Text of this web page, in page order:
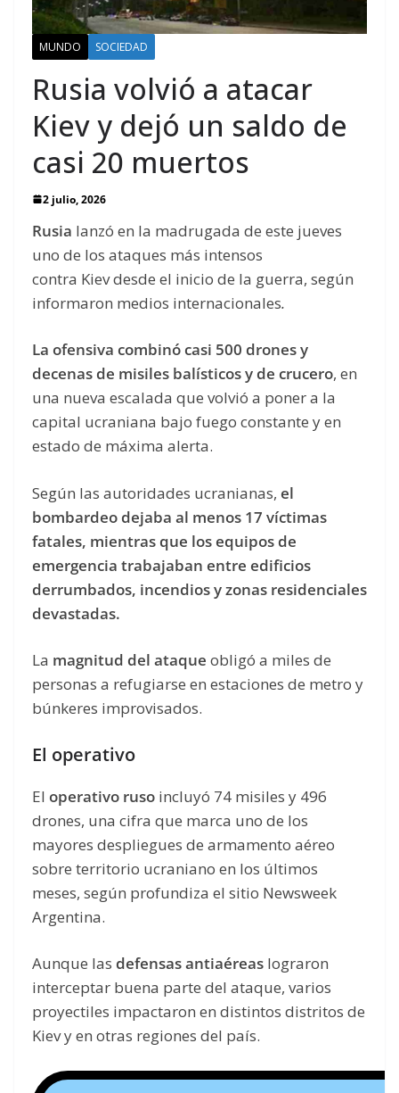
MUNDO SOCIEDAD
Rusia volvió a atacar
Kiev y dejó un saldo de
casi 20 muertos
2 julio, 2026
Rusia lanzó en la madrugada de este jueves
uno de los ataques más intensos
contra Kiev desde el inicio de la guerra, según
informaron medios internacionales.
La ofensiva combinó casi 500 drones y
decenas de misiles balísticos y de crucero, en
una nueva escalada que volvió a poner a la
capital ucraniana bajo fuego constante y en
estado de máxima alerta.
Según las autoridades ucranianas, el
bombardeo dejaba al menos 17 víctimas
fatales, mientras que los equipos de
emergencia trabajaban entre edificios
derrumbados, incendios y zonas residenciales
devastadas.
La magnitud del ataque obligó a miles de
personas a refugiarse en estaciones de metro y
búnkeres improvisados.
El operativo
El operativo ruso incluyó 74 misiles y 496
drones, una cifra que marca uno de los
mayores despliegues de armamento aéreo
sobre territorio ucraniano en los últimos
meses, según profundiza el sitio Newsweek
Argentina.
Aunque las defensas antiaéreas lograron
interceptar buena parte del ataque, varios
proyectiles impactaron en distintos distritos de
Kiev y en otras regiones del país.